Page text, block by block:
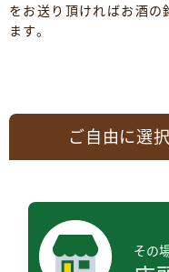
をお送り頂ければお酒の
ます。
ご自由に選
その